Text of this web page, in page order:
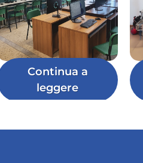
Continua a
leggere